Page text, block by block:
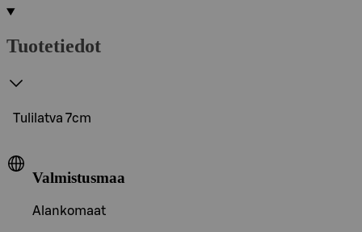
Tuotetiedot
Tulilatva 7cm
Valmistusmaa
Alankomaat